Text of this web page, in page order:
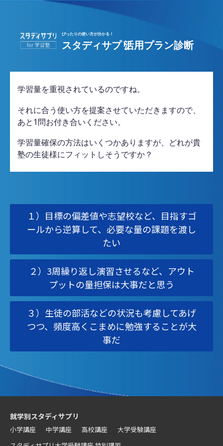
学習量を重視されているのですね。
それに合う使い方を提案させていただきますので、
あと1問お付き合いください。
学習量確保の方法はいくつかありますが、どれが貴
塾の生徒様にフィットしそうですか？
１）目標の偏差値や志望校など、目指すゴ
ールから逆算して、必要な量の課題を渡し
たい
２）3周繰り返し演習させるなど、アウト
プットの量担保は大事だと思う
３）生徒の部活などの状況も考慮してあげ
つつ、頻度高くこまめに勉強することが大
事だ
就学別スタディサプリ
小学講座 中学講座 高校講座
大学受験講座